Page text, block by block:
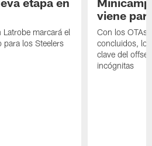
marcará el
para los Steelers
viene
Con los OTAs
concluidos,
clave del
incógnitas